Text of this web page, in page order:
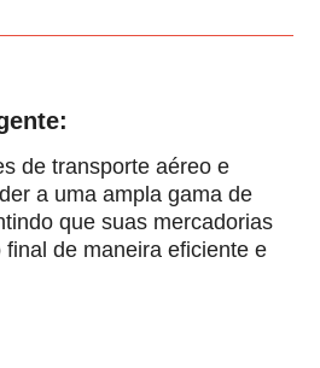
de transporte aéreo e
a uma ampla gama de
que suas mercadorias
de maneira eficiente e